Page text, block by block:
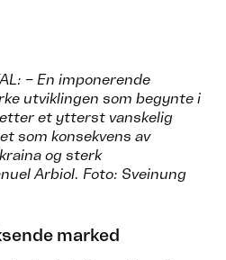
– En imponerende
utviklingen som begynte i
et ytterst vanskelig
som konsekvens av
og sterk
Arbiol. Foto: Sveinung
marked